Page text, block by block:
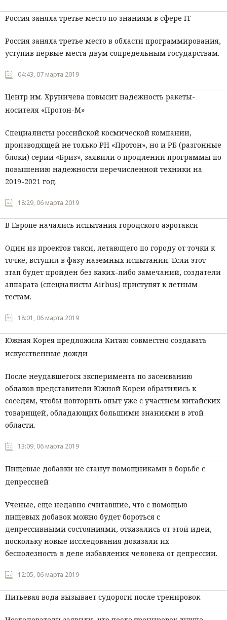
Россия заняла третье место по знаниям в сфере IT
Россия заняла третье место в области программирования,
уступив первые места двум сопредельным государствам.
04:43, 07 марта 2019
Центр им. Хруничева повысит надежность ракеты-
носителя «Протон-М»
Специалисты российской космической компании,
производящей не только РН «Протон», но и РБ (разгонные
блоки) серии «Бриз», заявили о продлении программы по
повышению надежности перечисленной техники на
2019-2021 год.
18:29, 06 марта 2019
В Европе начались испытания городского аэротакси
Один из проектов такси, летающего по городу от точки к
точке, вступил в фазу наземных испытаний. Если этот
этап будет пройден без каких-либо замечаний, создатели
аппарата (специалисты Airbus) приступят к летным
тестам.
18:01, 06 марта 2019
Южная Корея предложила Китаю совместно создавать
искусственные дожди
После неудавшегося эксперимента по засеиванию
облаков представители Южной Кореи обратились к
соседям, чтобы повторить опыт уже с участием китайских
товарищей, обладающих большими знаниями в этой
области.
13:09, 06 марта 2019
Пищевые добавки не станут помощниками в борьбе с
депрессией
Ученые, еще недавно считавшие, что с помощью
пищевых добавок можно будет бороться с
депрессивными состояниями, отказались от этой идеи,
поскольку новые исследования доказали их
бесполезность в деле избавления человека от депрессии.
12:05, 06 марта 2019
Питьевая вода вызывает судороги после тренировок